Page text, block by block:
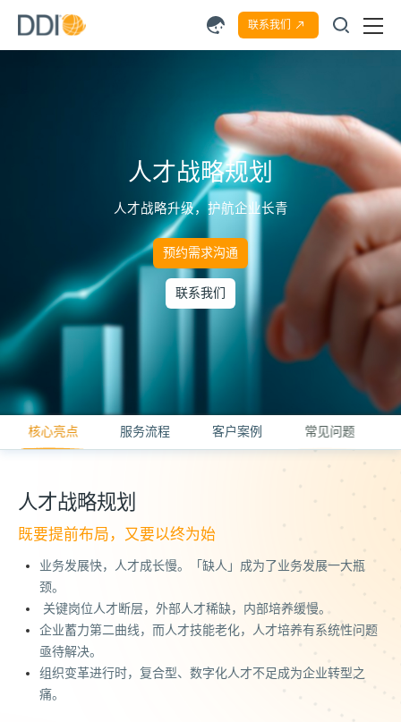
联系我们
人才战略规划
人才战略升级，护航企业长青
预约需求沟通
联系我们
核心亮点 服务流程 客户案例 常见问题
人才战略规划
既要提前布局，又要以终为始
业务发展快，人才成长慢。「缺人」成为了业务发展一大瓶
颈。
关键岗位人才断层，外部人才稀缺，内部培养缓慢。
企业蓄力第二曲线，而人才技能老化，人才培养有系统性问题
亟待解决。
组织变革进行时，复合型、数字化人才不足成为企业转型之
痛。